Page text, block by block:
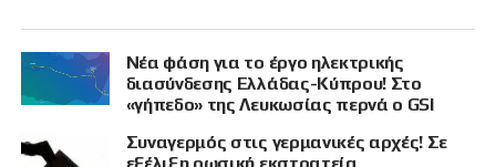
Νέα φάση για το έργο ηλεκτρικής
διασύνδεσης Ελλάδας-Κύπρου! Στο
«γήπεδο» της Λευκωσίας περνά ο GSI
Συναγερμός στις γερμανικές αρχές! Σε